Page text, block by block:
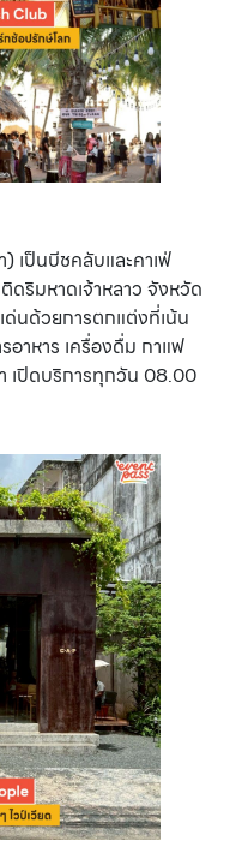
เป็นบีชคลับและคาเฟ่
ดริมหาดเจ้าหลาว จังหวัด
ด่นด้วยการตกแต่งที่เน้น
อาหาร เครื่องดื่ม กาแฟ
เปิดบริการทุกวัน 08.00